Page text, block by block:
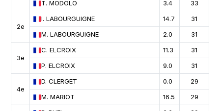
T. MODOLO 3.4 33
2e
I. LABOURGUIGNE 14.7
31
M. LABOURGUIGNE 2.0 31
3e
C. ELCROIX 11.3
31
P. ELCROIX 9.0 31
4e
D. CLERGET 0.0
29
M. MARIOT 16.5 29